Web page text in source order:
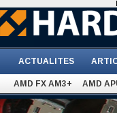
ACTUALITES
AMD FX AM3+ AMD